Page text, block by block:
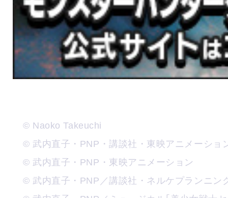
© Naoko Takeuchi
© 武内直子・PNP・講談社・東映アニメーシ
© 武内直子・PNP・東映アニメーション
© 武内直子・PNP／講談社・ネルケプランニ